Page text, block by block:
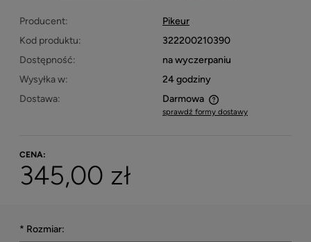
Producent:
Pikeur
Kod produktu:
322200210390
Dostępność:
na wyczerpaniu
Wysyłka w:
24 godziny
Dostawa:
Darmowa
Cena nie zawiera ewentualnych kosztów płatności
sprawdź formy dostawy
CENA:
345,00 zł
* Rozmiar: